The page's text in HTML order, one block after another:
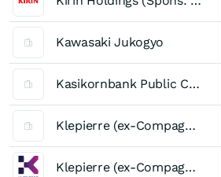
Kawasaki Jukogyo
Kasikornbank Public Company
Klepierre (ex-Compagnie Fonciere Klepierre)
Klepierre (ex-Compagnie Fonciere Klepierre)